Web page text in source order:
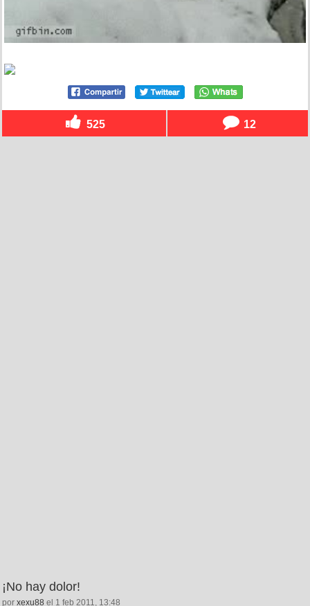
525 12
¡No hay dolor!
por xexu88 el 1 feb 2011, 13:48